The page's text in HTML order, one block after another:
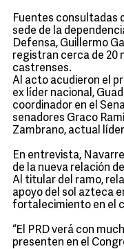
Fuentes consultadas
sede de la
Defensa, Guillermo
registran cerca de 20
castrenses.
Al acto acudieron el
ex líder nacional,
coordinador en el
senadores Graco
Zambrano, actual
En entrevista,
de la nueva relación
Al titular del ramo,
apoyo del sol azteca
fortalecimiento en el
“El PRD verá con
presenten en el